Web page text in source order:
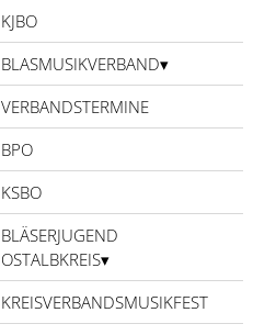
KJBO
BLASMUSIKVERBAND
VERBANDSTERMINE
BPO
KSBO
BLÄSERJUGEND
OSTALBKREIS
KREISVERBANDSMUSIKFEST